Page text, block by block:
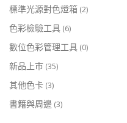
標準光源對色燈箱 (2)
色彩檢驗工具 (6)
數位色彩管理工具 (0)
新品上市 (35)
其他色卡 (3)
書籍與周邊 (3)